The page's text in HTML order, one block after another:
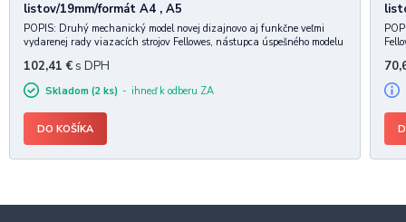
listov/19mm/formát A4 , A5
POPIS: Druhý mechanický model novej dizajnovo aj funkčne veľmi
vydarenej rady viazacích strojov Fellowes, nástupca úspešného modelu
Dierovacia kapacita až 12 listov 80 g papiera. Kapacita
102,41 € s DPH
Skladom (2 ks) ihneď k odberu ZA
DO KOŠÍKA
•